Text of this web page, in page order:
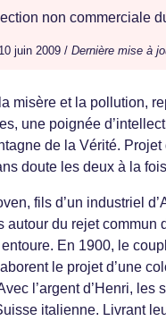
non commerciale
10 juin 2009 / Dernière mise à
misère et la pollution,
une poignée
de la Vérité.
doute les deux à la
fils d’un industriel
autour du rejet commun
En 1900, le
le projet d’une
l’argent d’Henri,
italienne. Livrant